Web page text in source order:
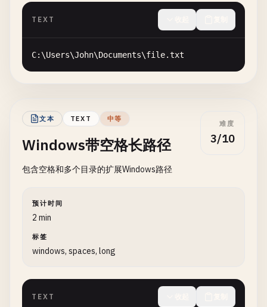
TEXT
C:\Users\John\Documents\file.txt
文本 TEXT 中等
Windows带空格长路径
包含空格和多个目录的扩展Windows路径
难度
3/10
预计时间
2 min
标签
windows, spaces, long
TEXT